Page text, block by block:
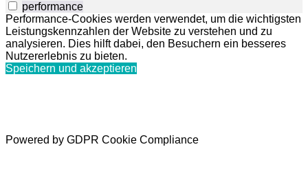
performance
Performance-Cookies werden verwendet, um die wichtigsten
Leistungskennzahlen der Website zu verstehen und zu
analysieren. Dies hilft dabei, den Besuchern ein besseres
Nutzererlebnis zu bieten.
Speichern und akzeptieren
Powered by GDPR Cookie Compliance